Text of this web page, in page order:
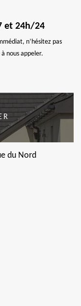
et 24h/24
n’hésitez pas
nous appeler.
du Nord